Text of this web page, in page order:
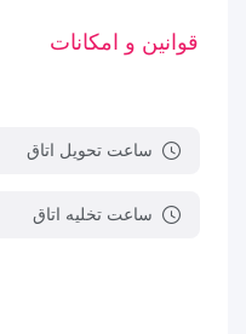
قوانین و امکانات
ساعت تحویل اتاق
ساعت تخلیه اتاق